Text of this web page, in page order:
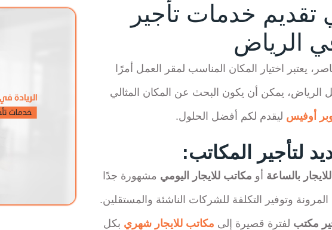
تقديم خدمات تأجير
الرياض
يعتبر اختيار المكان المناسب لمقر العمل أمرًا
الرياض، يمكن أن يكون البحث عن المكان المثالي
أوفيس ليقدم لكم أفضل الحلول.
بالساعة أو مكاتب للايجار اليومي مشهورة جدًا
وتوفير التكلفة للشركات الناشئة والمستقلين.
مكتب لفترة قصيرة إلى مكاتب للايجار شهري بكل